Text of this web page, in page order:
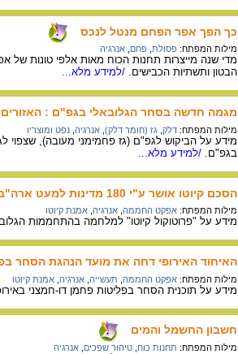
כך הפך אפר הפחם מנטל לנכס
מילות המפתח: פסולת פחם אנרגיה
מדי שנה מייצרות תחנות הכוח מאות אלפי טונות של
הבטון ותשתיות הכבישים. /למידע מלא...
מגמה חדשה בסחר הגלובאלי בגפ"ם : האזורים ממזרח
מילות המפתח: דלק גז (חומר דלק) אנרגיה נפט ומוצריו
בגפ"ם. /למידע מלא...
הסכם קיוטו אושר ע"י 180 מדינות למעט ארה"ב
מילות המפתח: אפקט החממה אנרגיה אמנת קיוטו
מידע על "פרוטוקול קיוטו" למלחמה בהתחממות
האיחוד האירופי דחה את מועד הנהגת הסחר
מילות המפתח: אפקט החממה תעשייה אנרגיה אמנת קיוטו
מידע על תוכנית הסחר בפליטות פחמן דו-חמצני
חשבון החשמל והמים
מילות המפתח: תחנות כוח טיהור שפכים אנרגיה